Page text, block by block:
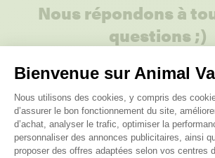
Bienvenue sur Animal
Plateforme de Gestion
Nous utilisons des cookies, y compris des
d’assurer le bon fonctionnement du site,
d’achat, analyser le trafic, optimiser la
personnaliser des annonces publicitaires, ainsi
proposer des offres adaptées selon vos centres
Nous répondons à
questions ;)
Posez-nous vos